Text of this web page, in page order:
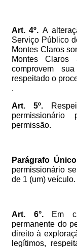
Art. 4º. A
Serviço Público
Montes Claros
Montes
Claros
comprovem
sua
respeitado o
.
Art. 5º.
permissionário
permissão.
Parágrafo
permissionário
de 1 (um) veículo.
Art. 6°. Em
permanente do
direito à
legítimos,